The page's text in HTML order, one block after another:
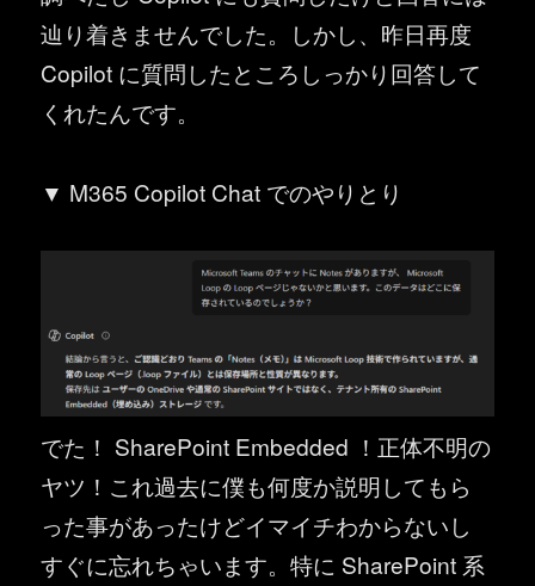
辿り着きませんでした。しかし、昨日再度
Copilot に質問したところしっかり回答して
くれたんです。
▼ M365 Copilot Chat でのやりとり
でた！ SharePoint Embedded ！正体不明の
ヤツ！これ過去に僕も何度か説明してもら
った事があったけどイマイチわからないし
すぐに忘れちゃいます。特に SharePoint 系